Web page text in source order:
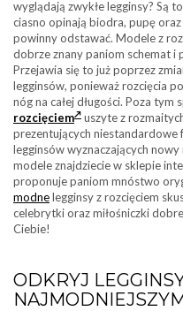
wyglądają zwykłe legginsy? Są
ciasno opinają biodra, pupę oraz
powinny odstawać. Modele z
dobrze znany paniom schemat i
Przejawia się to już poprzez
legginsów, ponieważ rozcięcia
nóg na całej długości. Poza tym
rozcięciem
uszyte z
prezentujących niestandardowe
legginsów wyznaczających
modele znajdziecie w sklepie
proponuje paniom mnóstwo
modnelegginsy z rozcięciem
celebrytki oraz miłośniczki
Ciebie!
ODKRYJ